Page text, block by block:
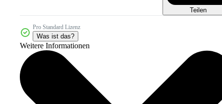
Teilen
Pro Standard Lizenz
Was ist das?
Weitere Informationen